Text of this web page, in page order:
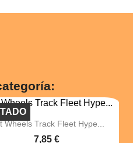
 Vista rápida
Wheels Track Fleet Hype...
7,85 €